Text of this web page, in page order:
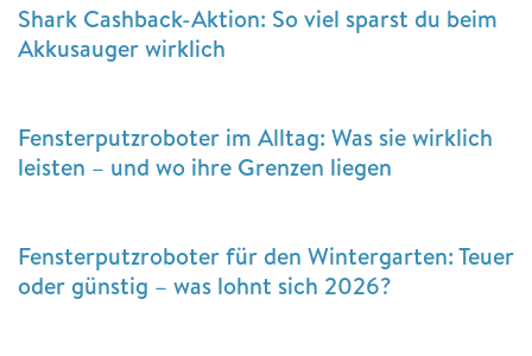
Shark Cashback-Aktion: So viel sparst du beim
Akkusauger wirklich
Fensterputzroboter im Alltag: Was sie wirklich
leisten – und wo ihre Grenzen liegen
Fensterputzroboter für den Wintergarten: Teuer
oder günstig – was lohnt sich 2026?